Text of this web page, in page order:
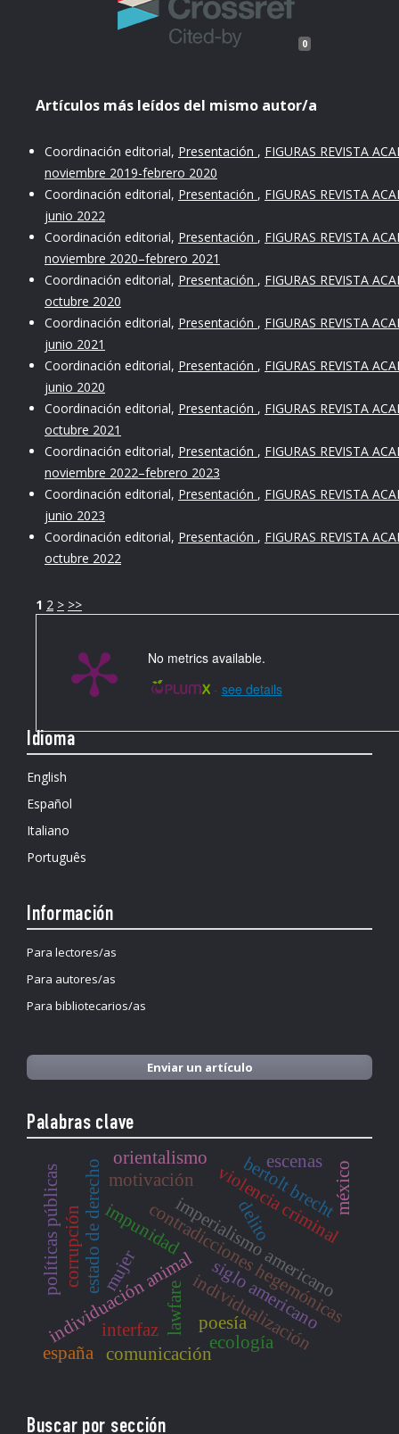
0
Artículos más leídos del mismo autor/a
Coordinación editorial, Presentación , FIGURAS REVISTA
noviembre 2019-febrero 2020
Coordinación editorial, Presentación , FIGURAS REVISTA
junio 2022
Coordinación editorial, Presentación , FIGURAS REVISTA
noviembre 2020–febrero 2021
Coordinación editorial, Presentación , FIGURAS REVISTA
octubre 2020
Coordinación editorial, Presentación , FIGURAS REVISTA
junio 2021
Coordinación editorial, Presentación , FIGURAS REVISTA
junio 2020
Coordinación editorial, Presentación , FIGURAS REVISTA
octubre 2021
Coordinación editorial, Presentación , FIGURAS REVISTA
noviembre 2022–febrero 2023
Coordinación editorial, Presentación , FIGURAS REVISTA
junio 2023
Coordinación editorial, Presentación , FIGURAS REVISTA
octubre 2022
1 2 > >>
No metrics available.
- see details
Idioma
English
Español
Italiano
Português
Información
Para lectores/as
Para autores/as
Para bibliotecarios/as
Enviar un artículo
Palabras clave
contradicciones hegemónicas
siglo americano
imperialismo americano
individualización
individuación animal
mujer
delito
estado de derecho
corrupción impunidad violencia criminal
políticas públicas motivación
poesía
bertolt brecht
lawfare
orientalismo
interfaz
ecología
comunicación
méxico
españa
escenas
Buscar por sección